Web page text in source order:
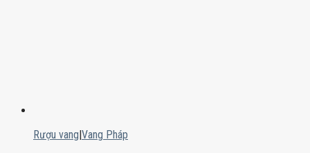
Rượu vang|Vang Pháp